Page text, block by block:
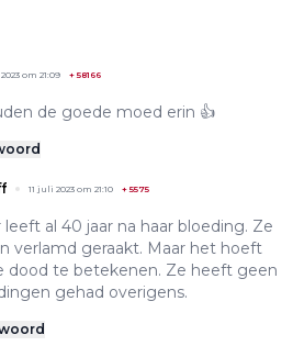
om 21:09 + 58166
de goede moed erin 👍
11 juli 2023 om 21:10 + 5575
al 40 jaar na haar bloeding. Ze
verlamd geraakt. Maar het hoeft
dood te betekenen. Ze heeft geen
gehad overigens.